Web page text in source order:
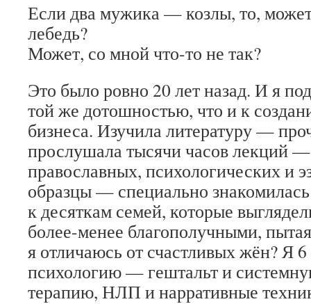
Если два мужика — козлы, то,
лебедь?
Может, со мной что-то не так?
Это было ровно 20 лет назад. И я
той же дотошностью, что и к
бизнеса. Изучила литературу —
прослушала тысячи часов лекций
православных, психологических и
образцы — специально
к десяткам семей, которые
более-менее благополучными,
я отличаюсь от счастливых жён? Я 6
психологию — гештальт и
терапию, НЛП и нарративные